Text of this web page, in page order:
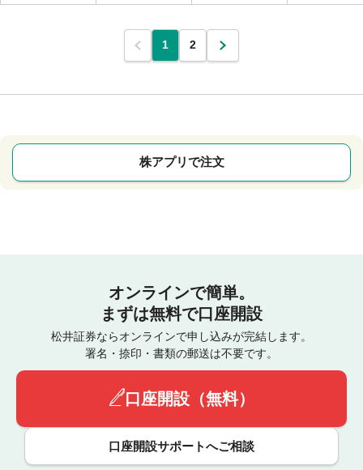
1 2
株アプリで注文
オンラインで簡単。
まずは無料で口座開設
松井証券ならオンラインで申し込みが完結します。
署名・捺印・書類の郵送は不要です。
口座開設（無料）
口座開設サポートへご相談